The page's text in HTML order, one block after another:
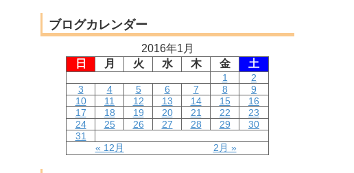
ブログカレンダー
2016年1月
日
月 火 水 木 金 土
« 12月 2月 »
1
2
3
4 5 6 7 8
9
10
11 12 13 14 15
16
17
18 19 20 21 22
23
24
25 26 27 28 29
30
31